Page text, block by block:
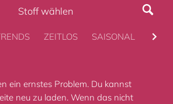
Stoff wählen
ZEITLOS SAISONAL
ein ernstes Problem. Du kannst
neu zu laden. Wenn das nicht